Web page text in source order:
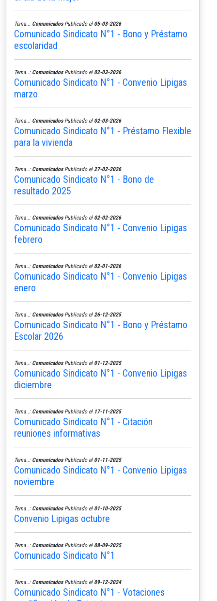
Tema..: ComunicadosPublicado el 05-03-2026
Comunicado Sindicato N°1 - Bono y Préstamo
escolaridad
Tema..: ComunicadosPublicado el 02-03-2026
Comunicado Sindicato N°1 - Convenio Lipigas
marzo
Tema..: ComunicadosPublicado el 02-03-2026
Comunicado Sindicato N°1 - Préstamo Flexible
para la vivienda
Tema..: ComunicadosPublicado el 27-02-2026
Comunicado Sindicato N°1 - Bono de
resultado 2025
Tema..: ComunicadosPublicado el 02-02-2026
Comunicado Sindicato N°1 - Convenio Lipigas
febrero
Tema..: ComunicadosPublicado el 02-01-2026
Comunicado Sindicato N°1 - Convenio Lipigas
enero
Tema..: ComunicadosPublicado el 26-12-2025
Comunicado Sindicato N°1 - Bono y Préstamo
Escolar 2026
Tema..: ComunicadosPublicado el 01-12-2025
Comunicado Sindicato N°1 - Convenio Lipigas
diciembre
Tema..: ComunicadosPublicado el 17-11-2025
Comunicado Sindicato N°1 - Citación
reuniones informativas
Tema..: ComunicadosPublicado el 01-11-2025
Comunicado Sindicato N°1 - Convenio Lipigas
noviembre
Tema..: ComunicadosPublicado el 01-10-2025
Convenio Lipigas octubre
Tema..: ComunicadosPublicado el 08-09-2025
Comunicado Sindicato N°1
Tema..: ComunicadosPublicado el 09-12-2024
Comunicado Sindicato N°1 - Votaciones